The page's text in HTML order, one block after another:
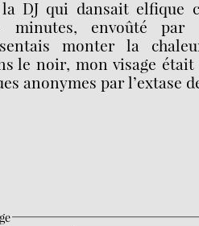
DJ qui dansait elfique
minutes, envoûté par
monter la
le noir, mon visage
anonymes par l’extase